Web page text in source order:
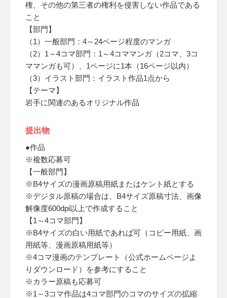
権、その他の第三者の権利を侵害しない作品である
こと
【部門】
（1）一般部門：4～24ページ程度のマンガ
（2）1～4コマ部門：1～4コママンガ（2コマ、3コ
ママンガも可）、1ページに1本（16ページ以内）
（3）イラスト部門：イラスト作品1点から
【テーマ】
岩手に関連のあるオリジナル作品
提出物
●作品
※複数応募可
【一般部門】
※B4サイズの漫画原稿用紙またはケント紙とする
※デジタル原稿の場合は、B4サイズ原稿寸法、画像
解像度600dpi以上で作成すること
【1～4コマ部門】
※B4サイズの白い用紙であれば可（コピー用紙、画
用紙等、漫画原稿用紙等）
※4コマ漫画のテンプレート（公式ホームページよ
りダウンロード）を参考にすること
※カラー原稿も応募可
※1～3コマ作品は4コマ部門のコマのサイズの拡縮